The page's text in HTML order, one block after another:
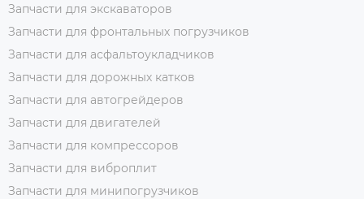
Запчасти для экскаваторов
Запчасти для фронтальных погрузчиков
Запчасти для асфальтоукладчиков
Запчасти для дорожных катков
Запчасти для автогрейдеров
Запчасти для двигателей
Запчасти для компрессоров
Запчасти для виброплит
Запчасти для минипогрузчиков